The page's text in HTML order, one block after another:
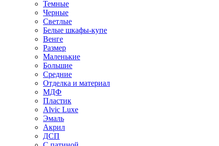
Темные
Черные
Светлые
Белые шкафы-купе
Венге
Размер
Маленькие
Большие
Средние
Отделка и материал
МДФ
Пластик
Alvic Luxe
Эмаль
Акрил
ДСП